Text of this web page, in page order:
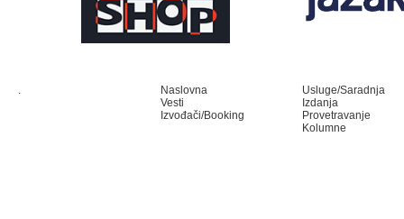
.
Naslovna
Vesti
Izvođači/Booking
Usluge/Saradnja
Izdanja
Provetravanje
Kolumne